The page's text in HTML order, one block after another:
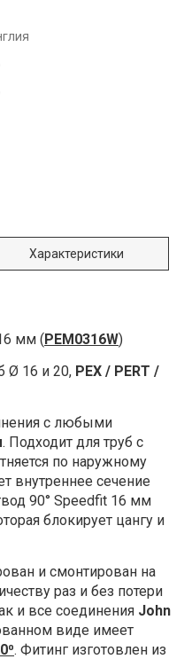
Характеристики
мм (PEM0316W)
Ø 16 и 20, PEX / PERT /
c любыми
. Подходит для труб с
по наружному
внутреннее сечение
90° Speedfit 16 мм
блокирует цангу и
и смонтирован на
раз и без потери
и все соединения John
виде имеет
. Фитинг изготовлен из